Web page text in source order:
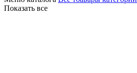
Показать все